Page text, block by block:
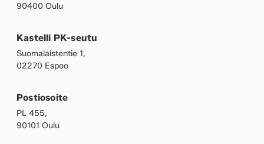
90400 Oulu
Kastelli PK-seutu
Suomalaistentie 1,
02270 Espoo
Postiosoite
PL 455,
90101 Oulu